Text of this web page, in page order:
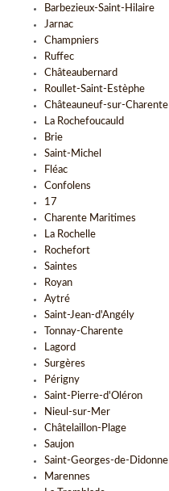
Barbezieux-Saint-Hilaire
Jarnac
Champniers
Ruffec
Châteaubernard
Roullet-Saint-Estèphe
Châteauneuf-sur-Charente
La Rochefoucauld
Brie
Saint-Michel
Fléac
Confolens
17
Charente Maritimes
La Rochelle
Rochefort
Saintes
Royan
Aytré
Saint-Jean-d'Angély
Tonnay-Charente
Lagord
Surgères
Périgny
Saint-Pierre-d'Oléron
Nieul-sur-Mer
Châtelaillon-Plage
Saujon
Saint-Georges-de-Didonne
Marennes